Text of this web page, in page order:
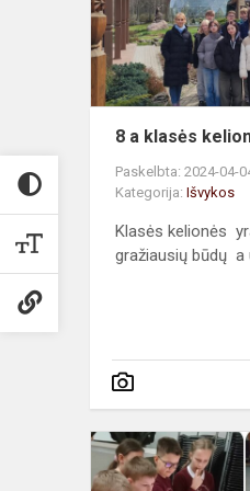
8 a klasės
Paskelbta: 2024-04-
Kategorija: Išvykos
Klasės kelionės
gražiausių būdų a